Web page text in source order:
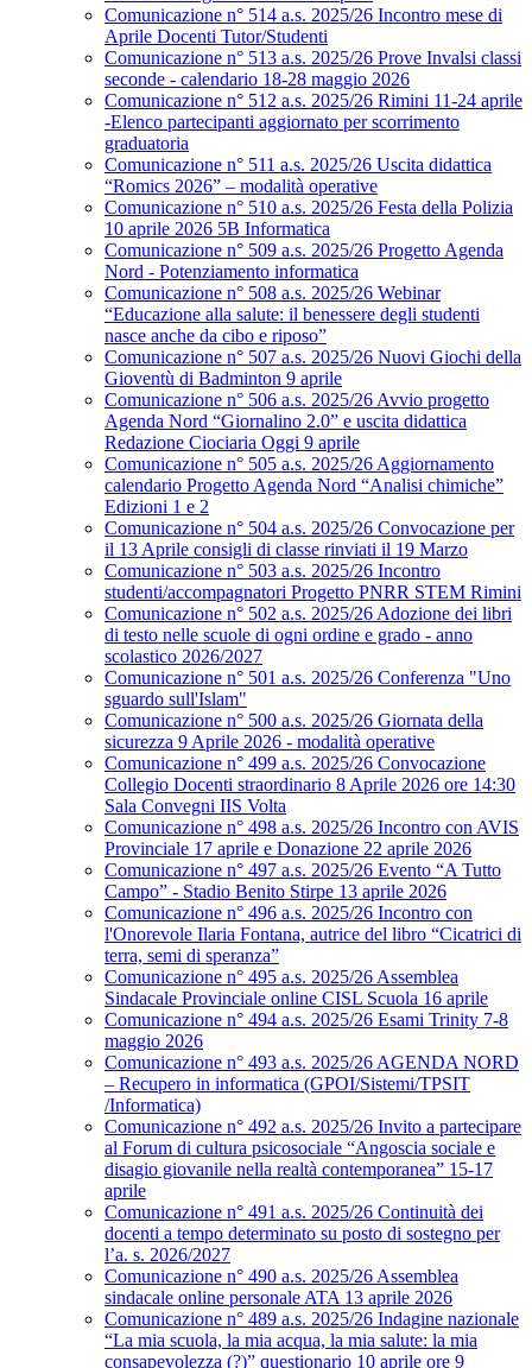
Comunicazione n° 514 a.s. 2025/26 Incontro mese di
Aprile Docenti Tutor/Studenti
Comunicazione n° 513 a.s. 2025/26 Prove Invalsi classi
seconde - calendario 18-28 maggio 2026
Comunicazione n° 512 a.s. 2025/26 Rimini 11-24 aprile
-Elenco partecipanti aggiornato per scorrimento
graduatoria
Comunicazione n° 511 a.s. 2025/26 Uscita didattica
“Romics 2026” – modalità operative
Comunicazione n° 510 a.s. 2025/26 Festa della Polizia
10 aprile 2026 5B Informatica
Comunicazione n° 509 a.s. 2025/26 Progetto Agenda
Nord - Potenziamento informatica
Comunicazione n° 508 a.s. 2025/26 Webinar
“Educazione alla salute: il benessere degli studenti
nasce anche da cibo e riposo”
Comunicazione n° 507 a.s. 2025/26 Nuovi Giochi della
Gioventù di Badminton 9 aprile
Comunicazione n° 506 a.s. 2025/26 Avvio progetto
Agenda Nord “Giornalino 2.0” e uscita didattica
Redazione Ciociaria Oggi 9 aprile
Comunicazione n° 505 a.s. 2025/26 Aggiornamento
calendario Progetto Agenda Nord “Analisi chimiche”
Edizioni 1 e 2
Comunicazione n° 504 a.s. 2025/26 Convocazione per
il 13 Aprile consigli di classe rinviati il 19 Marzo
Comunicazione n° 503 a.s. 2025/26 Incontro
studenti/accompagnatori Progetto PNRR STEM Rimini
Comunicazione n° 502 a.s. 2025/26 Adozione dei libri
di testo nelle scuole di ogni ordine e grado - anno
scolastico 2026/2027
Comunicazione n° 501 a.s. 2025/26 Conferenza "Uno
sguardo sull'Islam"
Comunicazione n° 500 a.s. 2025/26 Giornata della
sicurezza 9 Aprile 2026 - modalità operative
Comunicazione n° 499 a.s. 2025/26 Convocazione
Collegio Docenti straordinario 8 Aprile 2026 ore 14:30
Sala Convegni IIS Volta
Comunicazione n° 498 a.s. 2025/26 Incontro con AVIS
Provinciale 17 aprile e Donazione 22 aprile 2026
Comunicazione n° 497 a.s. 2025/26 Evento “A Tutto
Campo” - Stadio Benito Stirpe 13 aprile 2026
Comunicazione n° 496 a.s. 2025/26 Incontro con
l'Onorevole Ilaria Fontana, autrice del libro “Cicatrici di
terra, semi di speranza”
Comunicazione n° 495 a.s. 2025/26 Assemblea
Sindacale Provinciale online CISL Scuola 16 aprile
Comunicazione n° 494 a.s. 2025/26 Esami Trinity 7-8
maggio 2026
Comunicazione n° 493 a.s. 2025/26 AGENDA NORD
– Recupero in informatica (GPOI/Sistemi/TPSIT
/Informatica)
Comunicazione n° 492 a.s. 2025/26 Invito a partecipare
al Forum di cultura psicosociale “Angoscia sociale e
disagio giovanile nella realtà contemporanea” 15-17
aprile
Comunicazione n° 491 a.s. 2025/26 Continuità dei
docenti a tempo determinato su posto di sostegno per
l’a. s. 2026/2027
Comunicazione n° 490 a.s. 2025/26 Assemblea
sindacale online personale ATA 13 aprile 2026
Comunicazione n° 489 a.s. 2025/26 Indagine nazionale
“La mia scuola, la mia acqua, la mia salute: la mia
consapevolezza (?)” questionario 10 aprile ore 9